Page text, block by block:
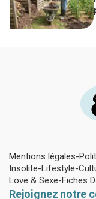
Mentions légales
Insolite Lifestyle
Love & Sexe Fiches
Rejoignez notre